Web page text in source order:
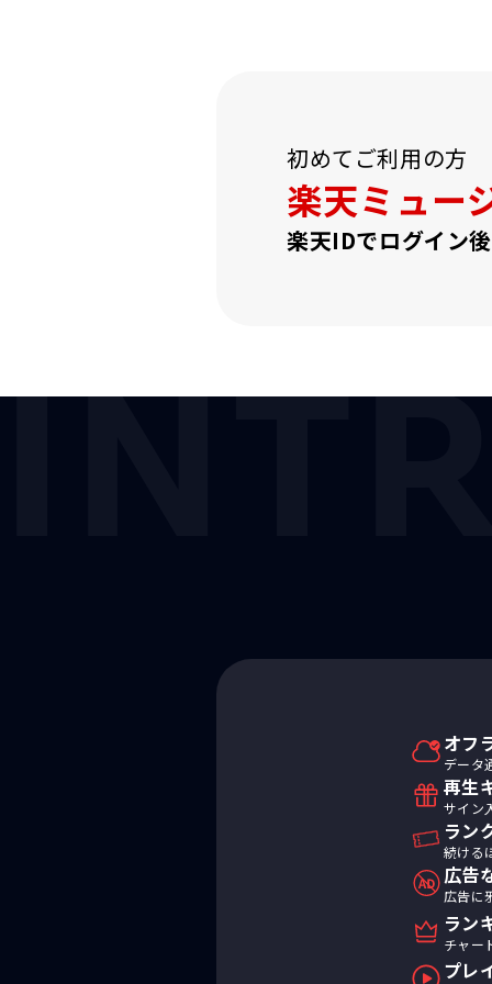
初めてご利用の方
楽天ミュー
楽天IDでログイン
オフ
データ
再生
サイン
ラン
続ける
広告
広告に
ラン
チャー
プレ